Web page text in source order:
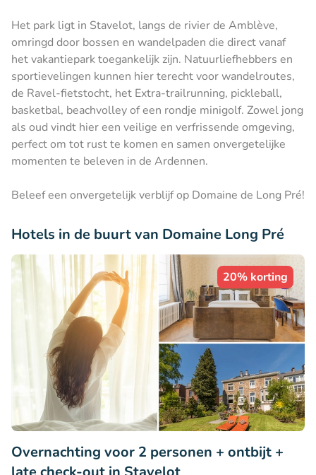
Het park ligt in Stavelot, langs de rivier de Amblève,
omringd door bossen en wandelpaden die direct vanaf
het vakantiepark toegankelijk zijn. Natuurliefhebbers en
sportievelingen kunnen hier terecht voor wandelroutes,
de Ravel-fietstocht, het Extra-trailrunning, pickleball,
basketbal, beachvolley of een rondje minigolf. Zowel jong
als oud vindt hier een veilige en verfrissende omgeving,
perfect om tot rust te komen en samen onvergetelijke
momenten te beleven in de Ardennen.
Beleef een onvergetelijk verblijf op Domaine de Long Pré!
Hotels in de buurt van Domaine Long Pré
20% korting
Overnachting voor 2 personen + ontbijt +